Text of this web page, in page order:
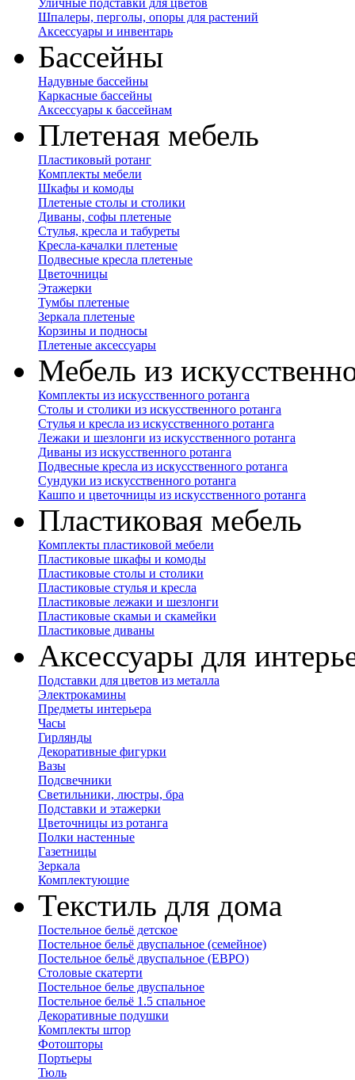
Уличные подставки для цветов
Шпалеры, перголы, опоры для растений
Аксессуары и инвентарь
Бассейны
Надувные бассейны
Каркасные бассейны
Аксессуары к бассейнам
Плетеная мебель
Пластиковый ротанг
Комплекты мебели
Шкафы и комоды
Плетеные столы и столики
Диваны, софы плетеные
Стулья, кресла и табуреты
Кресла-качалки плетеные
Подвесные кресла плетеные
Цветочницы
Этажерки
Тумбы плетеные
Зеркала плетеные
Корзины и подносы
Плетеные аксессуары
Мебель из
Комплекты из искусственного ротанга
Столы и столики из искусственного ротанга
Стулья и кресла из искусственного ротанга
Лежаки и шезлонги из искусственного ротанга
Диваны из искусственного ротанга
Подвесные кресла из искусственного ротанга
Сундуки из искусственного ротанга
Кашпо и цветочницы из искусственного ротанга
Пластиковая мебель
Комплекты пластиковой мебели
Пластиковые шкафы и комоды
Пластиковые столы и столики
Пластиковые стулья и кресла
Пластиковые лежаки и шезлонги
Пластиковые скамьи и скамейки
Пластиковые диваны
Аксессуары для
Подставки для цветов из металла
Электрокамины
Предметы интерьера
Часы
Гирлянды
Декоративные фигурки
Вазы
Подсвечники
Светильники, люстры, бра
Подставки и этажерки
Цветочницы из ротанга
Полки настенные
Газетницы
Зеркала
Комплектующие
Текстиль для дома
Постельное бельё детское
Постельное бельё двуспальное (семейное)
Постельное бельё двуспальное (ЕВРО)
Столовые скатерти
Постельное белье двуспальное
Постельное бельё 1.5 спальное
Декоративные подушки
Комплекты штор
Фотошторы
Портьеры
Тюль